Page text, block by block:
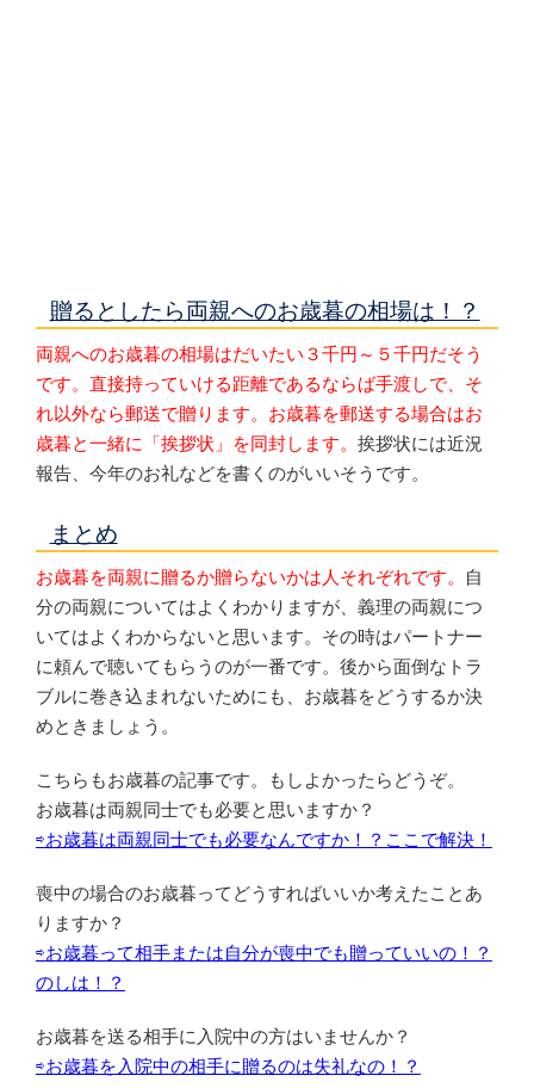
贈るとしたら両親へのお歳暮の相場は！？
両親へのお歳暮の相場はだいたい３千円～５千円だそう
です。直接持っていける距離であるならば手渡しで、そ
れ以外なら郵送で贈ります。お歳暮を郵送する場合はお
歳暮と一緒に「挨拶状」を同封します。 挨拶状には近況
報告、今年のお礼などを書くのがいいそうです。
まとめ
お歳暮を両親に贈るか贈らないかは人それぞれです。
自
分の両親についてはよくわかりますが、義理の両親につ
いてはよくわからないと思います。その時はパートナー
に頼んで聴いてもらうのが一番です。後から面倒なトラ
ブルに巻き込まれないためにも、お歳暮をどうするか決
めときましょう。
こちらもお歳暮の記事です。もしよかったらどうぞ。
お歳暮は両親同士でも必要と思いますか？
⇨お歳暮は両親同士でも必要なんですか！？ここで解決！
喪中の場合のお歳暮ってどうすればいいか考えたことあ
りますか？
⇨お歳暮って相手または自分が喪中でも贈っていいの！？
のしは！？
お歳暮を送る相手に入院中の方はいませんか？
⇨お歳暮を入院中の相手に贈るのは失礼なの！？